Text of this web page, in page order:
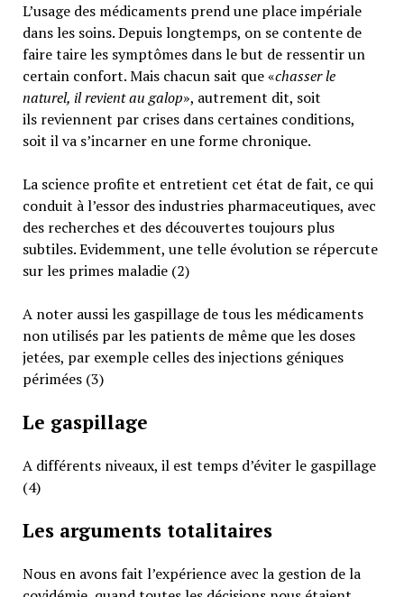
L’usage des médicaments prend une place impériale
dans les soins. Depuis longtemps, on se contente de
faire taire les symptômes dans le but de ressentir un
certain confort. Mais chacun sait que «chasser le
naturel, il revient au galop», autrement dit, soit
ils reviennent par crises dans certaines conditions,
soit il va s’incarner en une forme chronique.
La science profite et entretient cet état de fait, ce qui
conduit à l’essor des industries pharmaceutiques, avec
des recherches et des découvertes toujours plus
subtiles. Evidemment, une telle évolution se répercute
sur les primes maladie (2)
A noter aussi les gaspillage de tous les médicaments
non utilisés par les patients de même que les doses
jetées, par exemple celles des injections géniques
périmées (3)
Le gaspillage
A différents niveaux, il est temps d’éviter le gaspillage
(4)
Les arguments totalitaires
Nous en avons fait l’expérience avec la gestion de la